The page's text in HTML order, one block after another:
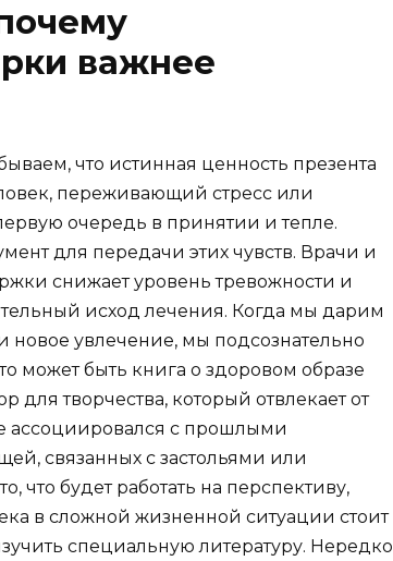
важнее
что истинная ценность презента
переживающий стресс или
очередь в принятии и тепле.
для передачи этих чувств. Врачи и
снижает уровень тревожности и
исход лечения. Когда мы дарим
увлечение, мы подсознательно
может быть книга о здоровом образе
творчества, который отвлекает от
ассоциировался с прошлыми
связанных с застольями или
что будет работать на перспективу,
в сложной жизненной ситуации стоит
специальную литературу. Нередко